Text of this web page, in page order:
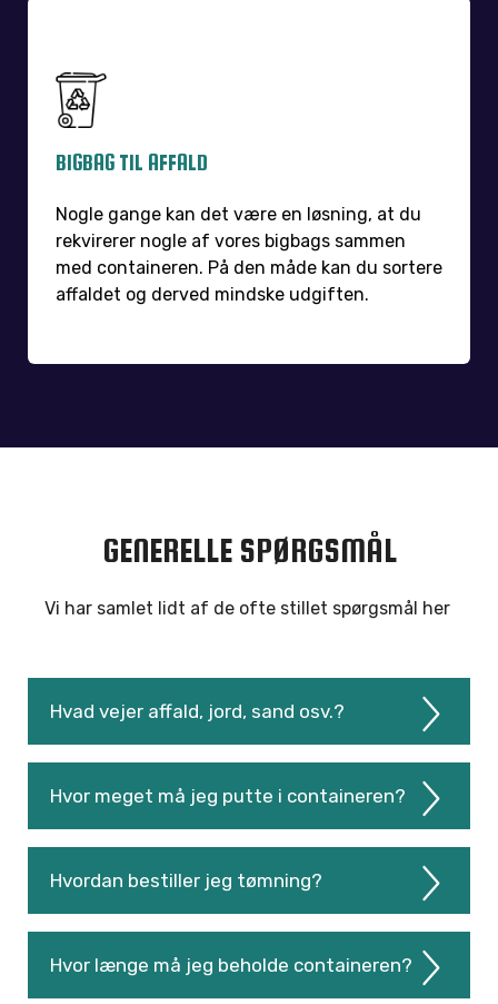
BIGBAG TIL AFFALD
Nogle gange kan det være en løsning, at du
rekvirerer nogle af vores bigbags sammen
med containeren. På den måde kan du sortere
affaldet og derved mindske udgiften.
GENERELLE SPØRGSMÅL
Vi har samlet lidt af de ofte stillet spørgsmål her
Hvad vejer affald, jord, sand osv.?
Hvor meget må jeg putte i containeren?
Hvordan bestiller jeg tømning?
Hvor længe må jeg beholde containeren?